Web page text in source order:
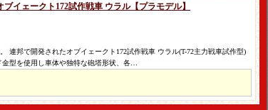
ブイェークト172試作戦車 ウラル【プラモデル】
連邦で開発されたオブイェークト172試作戦車 ウラル(T-72主力戦車試作型)
型を使用し車体や独特な砲塔形状、各…